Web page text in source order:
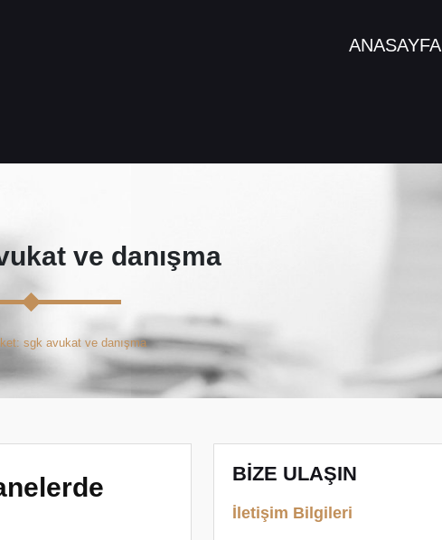
ANASAYFA
ve danışma
sgk avukat ve danışma
BİZE ULAŞIN
İletişim Bilgileri